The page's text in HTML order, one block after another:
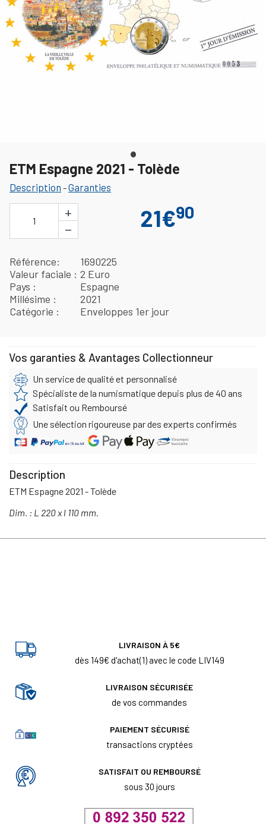
ETM Espagne 2021 - Tolède
Description -Garanties
1
+
−
21€90
Référence
1690225
Valeur faciale
2 Euro
Pays
Espagne
Millésime
2021
Catégorie
Enveloppes 1er jour
Vos garanties & Avantages Collectionneur
Un service de qualité et personnalisé
Spécialiste de la numismatique depuis plus de 40 ans
Satisfait ou Remboursé
Une sélection rigoureuse par des experts confirmés
Description
ETM Espagne 2021 - Tolède
Dim. : L 220 x l 110 mm.
LIVRAISON À 5€
dès 149€ d'achat(1) avec le code LIV149
LIVRAISON SÉCURISÉE
de vos commandes
PAIEMENT SÉCURISÉ
transactions cryptées
SATISFAIT OU REMBOURSÉ
sous 30 jours